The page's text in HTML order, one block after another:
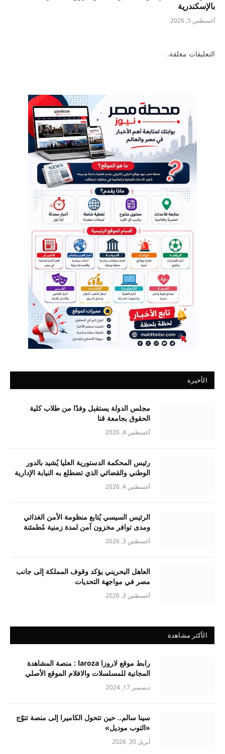
بالإسكندرية
أغسطس 5, 2026
التعليقات مغلقة.
الأخيرة
مجلس الدولة يستقبل وفدًا من طلاب كلية
الحقوق بجامعة قنا
أغسطس 4, 2026
رئيس المحكمة الدستورية العليا يُشيد بالدور
الوطني والقضائي الذي تضطلع به النيابة الإدارية
أغسطس 4, 2026
الرئيس السيسي يُتابع منظومة الأمن الغذائي
ومدى توافر مخزون آمن لمدة زمنية مُطمئنة
أغسطس 3, 2026
العاهل البحريني يؤكد وقوف المملكة إلى جانب
مصر في مواجهة التحديات
أغسطس 3, 2026
الأكثر مشاهدة
رابط موقع لاروزا laroza : منصة المشاهدة
المجانية للمسلسلات والافلام الموقع الأصلي
ديسمبر 17, 2024
سينا سالم.. حين تتحول الكاميرا إلى منصة تتوّج
«التوب موديل»
أبريل 30, 2026